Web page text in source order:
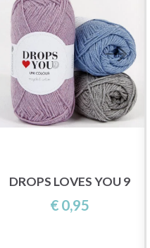
DROPS LOVES YOU 9
€ 0,95